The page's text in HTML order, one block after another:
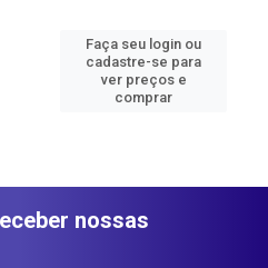
Faça seu login ou
cadastre-se para
ver preços e
comprar
nossas